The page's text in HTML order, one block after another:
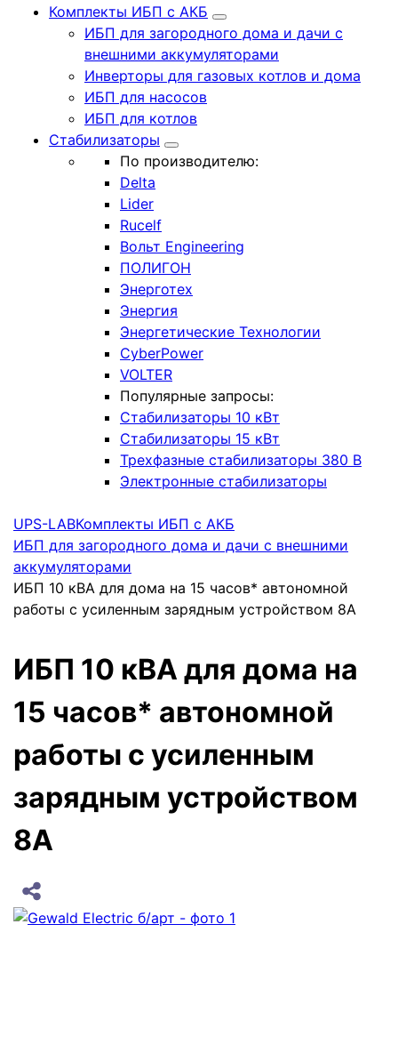
Комплекты ИБП с АКБ
ИБП для загородного дома и дачи с
внешними аккумуляторами
Инверторы для газовых котлов и дома
ИБП для насосов
ИБП для котлов
Стабилизаторы
По производителю:
Delta
Lider
Rucelf
Вольт Engineering
ПОЛИГОН
Энерготех
Энергия
Энергетические Технологии
CyberPower
VOLTER
Популярные запросы:
Стабилизаторы 10 кВт
Стабилизаторы 15 кВт
Трехфазные стабилизаторы 380 В
Электронные стабилизаторы
UPS-LABКомплекты ИБП с АКБ
ИБП для загородного дома и дачи с внешними
аккумуляторами
ИБП 10 кВА для дома на 15 часов* автономной
работы с усиленным зарядным устройством 8А
ИБП 10 кВА для дома на
15 часов* автономной
работы с усиленным
зарядным устройством
8А